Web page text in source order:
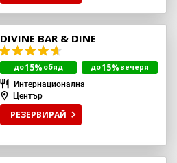
DIVINE BAR & DINE
до15% обяд до15% вечеря
Интернационална
Център
РЕЗЕРВИРАЙ